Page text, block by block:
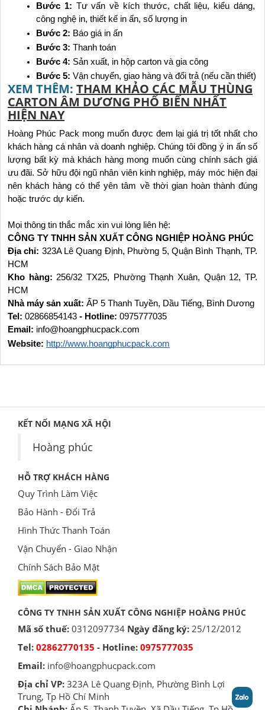
Bước 1: Tư vấn về kích thước, chất liệu, kiểu dáng,
công nghệ in, thiết kế in ấn, số lượng in
Bước 2: Báo giá in ấn
Bước 3: Thanh toán
Bước 4: Sản xuất, in hộp carton và gia công
Bước 5: Vận chuyển, giao hàng và đổi trả (nếu cần thiết)
XEM THÊM: THAM KHẢO CÁC MẪU THÙNG
CARTON ÂM DƯƠNG PHỔ BIẾN NHẤT
HIỆN NAY
Hoàng Phúc Pack mong muốn được đem lại giá trị tốt nhất cho
khách hàng cá nhân và doanh nghiệp. Chúng tôi đồng ý in ấn số
lượng bất kỳ mà khách hàng mong muốn cùng chính sách giá
ưu đãi. Sở hữu đội ngũ nhân viên kinh nghiệp, máy móc hiện đại
nên khách hàng có thể yên tâm về thời gian hoàn thành đúng
hoặc trước dự kiến.
Mọi thông tin thắc mắc xin vui lòng liên hệ:
CÔNG TY TNHH SẢN XUẤT CÔNG NGHIỆP HOÀNG PHÚC
Địa chỉ: 323A Lê Quang Định, Phường 5, Quận Bình Thạnh, TP.
HCM
Kho hàng: 256/32 TX25, Phường Thạnh Xuân, Quận 12, TP.
HCM
Nhà máy sản xuất: ẤP 5 Thanh Tuyền, Dầu Tiếng, Bình Dương
Tel: 02866854143 - Hotline: 0975777035
Email: info@hoangphucpack.com
Website: http://www.hoangphucpack.com
KẾT NỐI MẠNG XÃ HỘI
Hoàng phúc
HỖ TRỢ KHÁCH HÀNG
Quy Trình Làm Việc
Bảo Hành - Đổi Trả
Hình Thức Thanh Toán
Vận Chuyển - Giao Nhận
Chính Sách Bảo Mật
CÔNG TY TNHH SẢN XUẤT CÔNG NGHIỆP HOÀNG PHÚC
Mã số thuế: 0312097734 Ngày đăng ký: 25/12/2012
Tel: 02862770135 - Hotline: 0975777035
Email: info@hoangphucpack.com
Địa chỉ VP: 323A Lê Quang Định, Phường Bình Lợi
Trung, Tp Hồ Chí Minh